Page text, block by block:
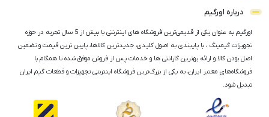
درباره اورگیم
اورگیم به عنوان یکی از قدیمی‌ترین فروشگاه های اینترنتی با بیش از 5 سال تجربه در حوزه
تجهیزات گیمینگ ، با پایبندی به اصول کلیدی، جدیدترین کالاها، پایین ترین قیمت و تضمین
اصل‌ بودن کالا و ارائه بهترین گارانتی ها و خدمات پس از فروش موفق شده تا همگام با
فروشگاه‌های معتبر ایران، به یکی از بزرگ‌ترین فروشگاه اینترنتی تجهیزات و قطعات گیم ایران
تبدیل شود.